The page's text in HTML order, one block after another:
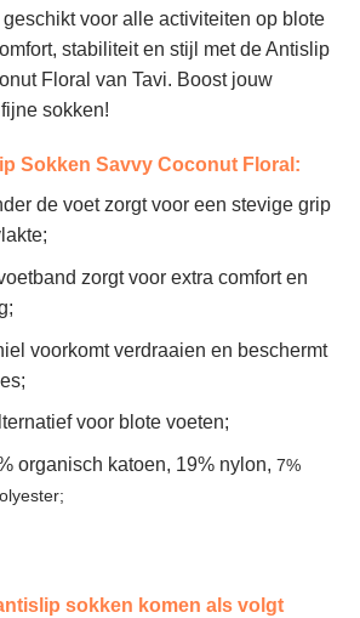
voor alle activiteiten op blote
stabiliteit en stijl met de Antislip
Floral van Tavi. Boost jouw
sokken!
Sokken Savvy Coconut Floral :
de voet zorgt voor een stevige grip
zorgt voor extra comfort en
voorkomt verdraaien en beschermt
voor blote voeten;
organisch katoen, 19% nylon, 7%
sokken komen als volgt